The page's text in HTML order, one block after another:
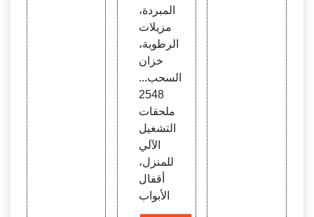
المبردة،
مزيلات
الرطوبة،
خزان
السحب...
2548
ملحقات
التشغيل
الآلي
للمنزل،
أقفال
الأبواب